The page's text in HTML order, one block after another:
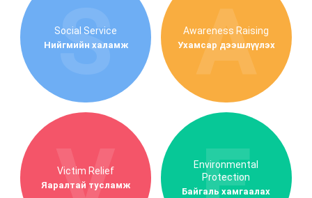
Social Service
Нийгмийн халамж
Awareness Raising
Ухамсар дээшлүүлэх
Victim Relief
Яаралтай тусламж
Environmental
Protection
Байгаль хамгаалах